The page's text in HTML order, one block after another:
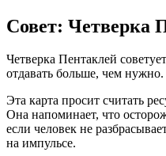
Совет: Четверка
Четверка Пентаклей
отдавать больше, чем нужно.
Эта карта просит считать
Она напоминает, что
если человек не
на импульсе.